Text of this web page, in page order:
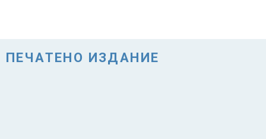
ПЕЧАТЕНО ИЗДАНИЕ